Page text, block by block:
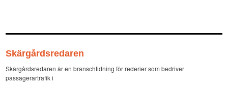
Skärgårdsredaren
Skärgårdsredaren är en branschtidning för rederier som bedriver
passagerartrafik i